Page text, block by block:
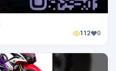
112 0